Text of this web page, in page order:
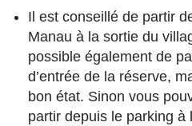
Il est conseillé de partir
Manau à la sortie du
possible également de
d’entrée de la réserve,
bon état. Sinon vous
partir depuis le parking à